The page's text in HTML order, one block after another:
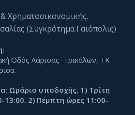
Χρηματοοικονομικής.
(Συγκρότημα Γαιόπολις)
Οδός Λάρισας–Τρικάλων, ΤΚ
Ωράριο υποδοχής, 1) Τρίτη
13:00. 2) Πέμπτη ώρες 11:00-